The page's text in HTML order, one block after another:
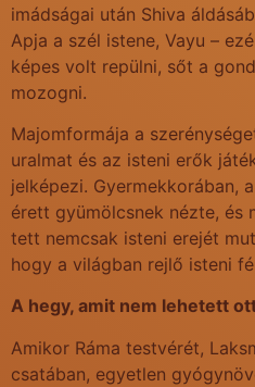
imádságai után Shiva
Apja a szél istene, Vayu –
képes volt repülni, sőt a
mozogni.
Majomformája a
uralmat és az isteni erők
jelképezi. Gyermekkorában,
érett gyümölcsnek nézte, és
tett nemcsak isteni erejét
hogy a világban rejlő isteni
A hegy, amit nem lehetett
Amikor Ráma testvérét,
csatában, egyetlen